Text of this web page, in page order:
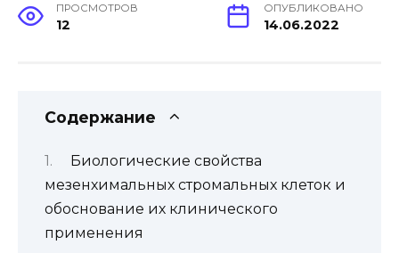
ПРОСМОТРОВ
12
ОПУБЛИКОВАНО
14.06.2022
Содержание
Биологические свойства
мезенхимальных стромальных клеток и
обоснование их клинического
применения